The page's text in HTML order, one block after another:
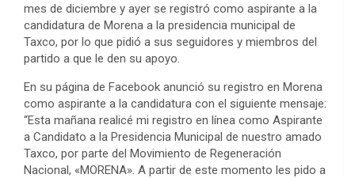
mes de diciembre y ayer se registró como aspirante a la
candidatura de Morena a la presidencia municipal de
Taxco, por lo que pidió a sus seguidores y miembros del
partido a que le den su apoyo.
En su página de Facebook anunció su registro en Morena
como aspirante a la candidatura con el siguiente mensaje:
“Esta mañana realicé mi registro en línea como Aspirante
a Candidato a la Presidencia Municipal de nuestro amado
Taxco, por parte del Movimiento de Regeneración
Nacional, «MORENA». A partir de este momento les pido a